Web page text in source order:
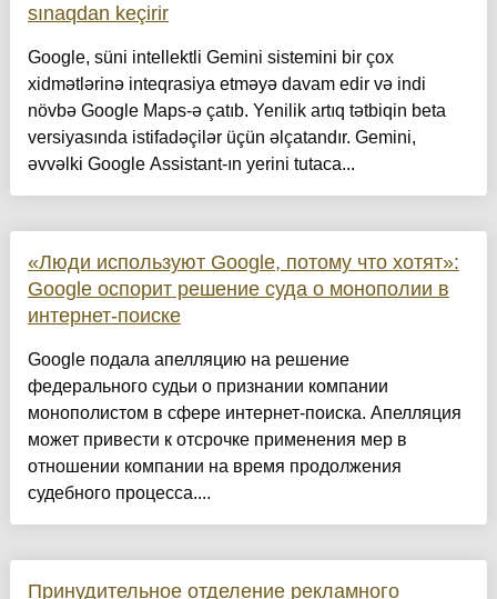
sınaqdan keçirir
Google, süni intellektli Gemini sistemini bir çox
xidmətlərinə inteqrasiya etməyə davam edir və indi
növbə Google Maps-ə çatıb. Yenilik artıq tətbiqin beta
versiyasında istifadəçilər üçün əlçatandır. Gemini,
əvvəlki Google Assistant-ın yerini tutaca...
«Люди используют Google, потому что хотят»:
Google оспорит решение суда о монополии в
интернет-поиске
Google подала апелляцию на решение
федерального судьи о признании компании
монополистом в сфере интернет-поиска. Апелляция
может привести к отсрочке применения мер в
отношении компании на время продолжения
судебного процесса....
Принудительное отделение рекламного